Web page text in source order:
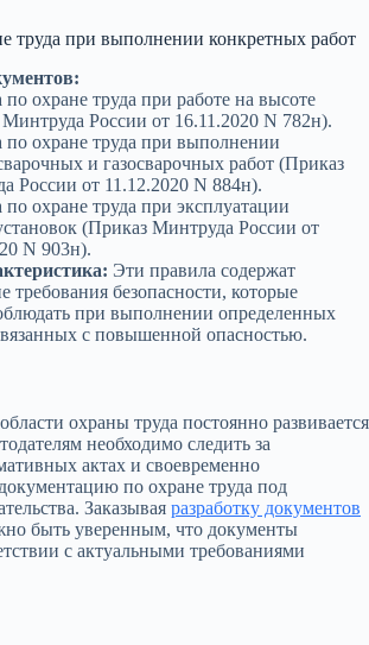
труда при выполнении конкретных работ
охране труда при работе на высоте
России от 16.11.2020 N 782н).
по охране труда при выполнении
и газосварочных работ (Приказ
России от 11.12.2020 N 884н).
охране труда при эксплуатации
(Приказ Минтруда России от
N 903н).
Эти правила содержат
требования безопасности, которые
при выполнении определенных
с повышенной опасностью.
охраны труда постоянно развивается
необходимо следить за
актах и своевременно
по охране труда под
Заказывая разработку документов
быть уверенным, что документы
с актуальными требованиями